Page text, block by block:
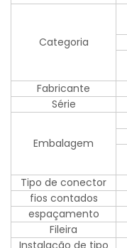
Categoria
Fabricante
Série
Embalagem
Tipo de conector
fios contados
espaçamento
Fileira